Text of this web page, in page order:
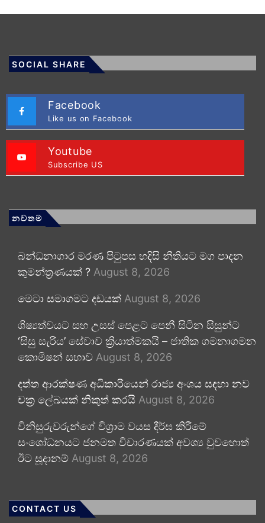
SOCIAL SHARE
Facebook
Like us on Facebook
Youtube
Subscribe US
නවතම
බන්ධනාගාර මරණ පිටුපස හදිසි නීතියට මග පාදන
කුමන්ත්‍රණයක් ? August 8, 2026
මෙටා සමාගමට දඩයක් August 8, 2026
ශිෂ්‍යත්වයට සහ උසස් පෙළට පෙනී සිටින සිසුන්ට
‘සිසු සැරිය’ සේවාව ක්‍රියාත්මකයි – ජාතික ගමනාගමන
කොමිෂන් සභාව August 8, 2026
දත්ත ආරක්ෂණ අධිකාරියෙන් රාජ්‍ය අංශය සඳහා නව
චක්‍ර ලේඛයක් නිකුත් කරයි August 8, 2026
විනිසුරුවරුන්ගේ විශ්‍රාම වයස දීර්ඝ කිරීමේ
සංශෝධනයට ජනමත විචාරණයක් අවශ්‍ය වුවහොත්
ඊට සූදානම් August 8, 2026
CONTACT US